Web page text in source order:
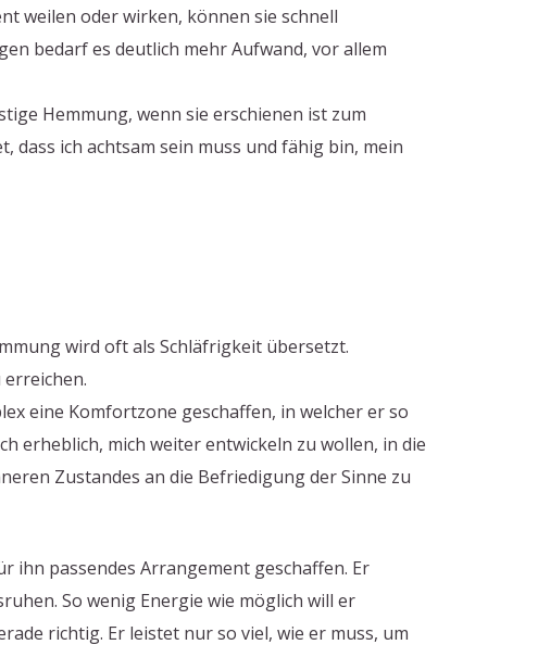
weilen oder wirken, können sie schnell
bedarf es deutlich mehr Aufwand, vor allem
Hemmung, wenn sie erschienen ist zum
dass ich achtsam sein muss und fähig bin, mein
wird oft als Schläfrigkeit übersetzt.
eine Komfortzone geschaffen, in welcher er so
erheblich, mich weiter entwickeln zu wollen, in die
Zustandes an die Befriedigung der Sinne zu
ihn passendes Arrangement geschaffen. Er
So wenig Energie wie möglich will er
richtig. Er leistet nur so viel, wie er muss, um